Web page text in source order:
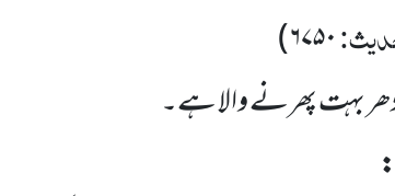
۶۷۵۰)
بہت پھرنے والا ہے۔